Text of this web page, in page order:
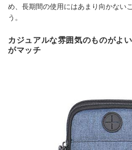
め、長期間の使用にはあまり向かない
う。
カジュアルな雰囲気のものがよ
がマッチ